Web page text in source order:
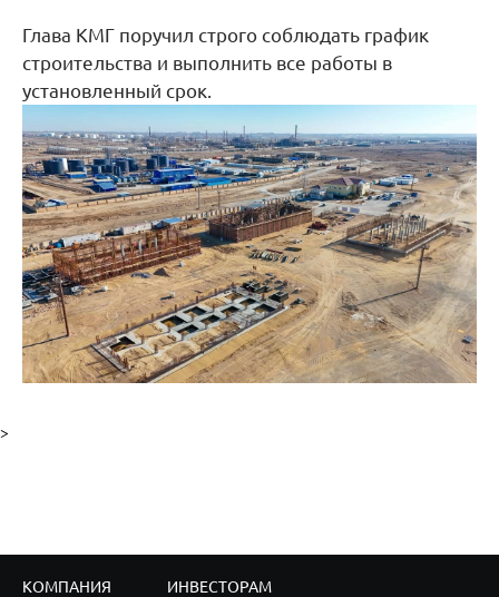
Глава КМГ поручил строго соблюдать график
строительства и выполнить все работы в
установленный срок.
>
КОМПАНИЯ
ИНВЕСТОРАМ